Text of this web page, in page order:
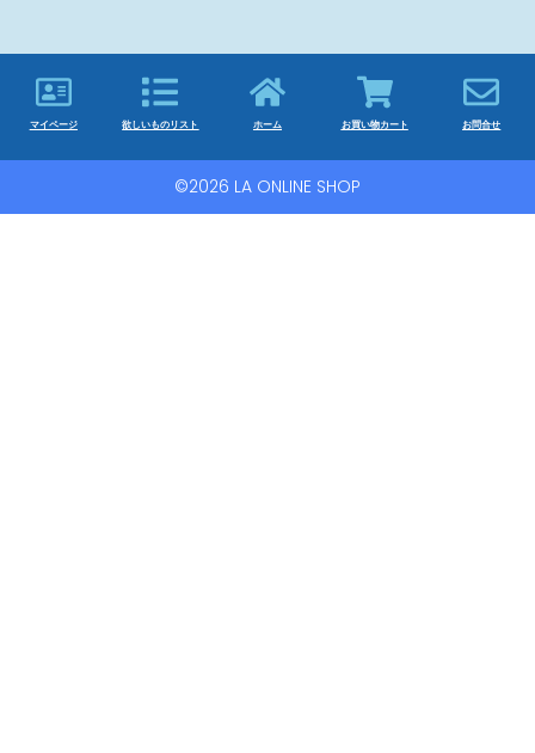
マイページ 欲しいものリスト ホーム お買い物カート お問合せ
©2026 LA ONLINE SHOP